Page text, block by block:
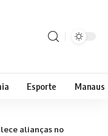
Esporte Manaus
alianças no